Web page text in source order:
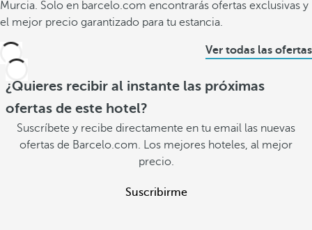
Murcia. Solo en barcelo.com encontrarás ofertas exclusivas y
el mejor precio garantizado para tu estancia.
Ver todas las ofertas
¿Quieres recibir al instante las próximas
ofertas de este hotel?
Suscríbete y recibe directamente en tu email las nuevas
ofertas de Barcelo.com. Los mejores hoteles, al mejor
precio.
Suscribirme